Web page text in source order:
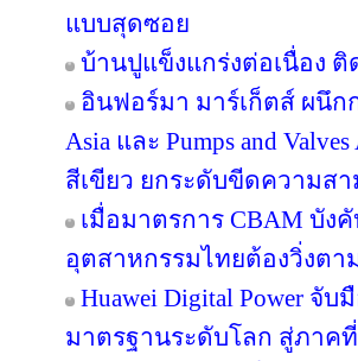
แบบสุดซอย
บ้านปูแข็งแกร่งต่อเนื่อง ติ
อินฟอร์มา มาร์เก็ตส์ ผนึก
Asia และ Pumps and
สีเขียว ยกระดับขีดความส
เมื่อมาตรการ CBAM บัง
อุตสาหกรรมไทยต้องวิ่งตาม
Huawei Digital Power จั
มาตรฐานระดับโลก สู่ภาค